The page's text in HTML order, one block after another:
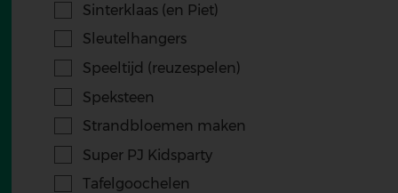
Sinterklaas (en Piet)
Sleutelhangers
Speeltijd (reuzespelen)
Speksteen
Strandbloemen maken
Super PJ Kidsparty
Tafelgoochelen